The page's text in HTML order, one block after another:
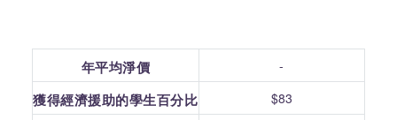
年平均淨價 -
獲得經濟援助的學生百分比 $83